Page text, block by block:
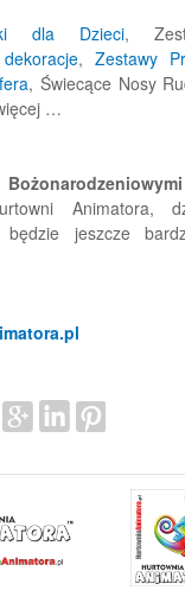
dla Dzieci,
, Zestawy
, Świecące Nosy
…
Bożonarodzeniowymi
Animatora,
jeszcze